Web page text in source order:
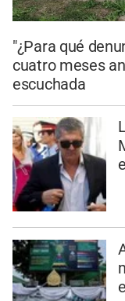
"¿Para qué
cuatro meses
escuchada